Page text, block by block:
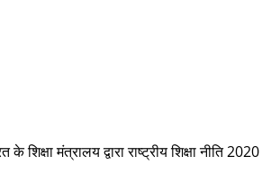
मंत्रालय द्वारा राष्ट्रीय शिक्षा नीति